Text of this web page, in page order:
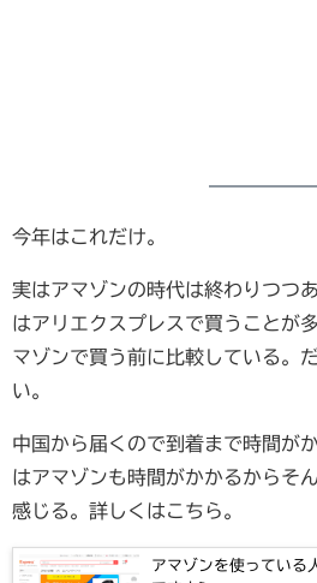
今年はこれだけ。
実はアマゾンの時代は終わりつつ
はアリエクスプレスで買うことが
マゾンで買う前に比較している。
い。
中国から届くので到着まで時間が
はアマゾンも時間がかかるからそ
感じる。詳しくはこちら。
アマゾンを使っている